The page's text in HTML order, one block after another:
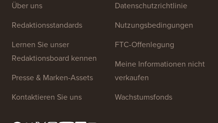
Über uns
Redaktionsstandards
Lernen Sie unser
Redaktionsboard kennen
Presse & Marken-Assets
Kontaktieren Sie uns
Datenschutzrichtlinie
Nutzungsbedingungen
FTC-Offenlegung
Meine Informationen nicht
verkaufen
Wachstumsfonds